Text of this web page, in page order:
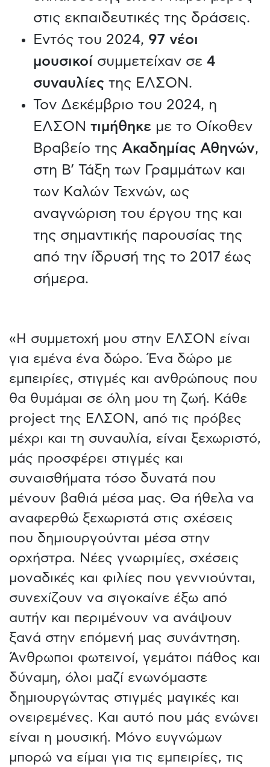
στις εκπαιδευτικές της δράσεις.
Εντός του 2024, 97 νέοι
μουσικοί συμμετείχαν σε 4
συναυλίες της ΕΛΣΟΝ.
Τον Δεκέμβριο του 2024, η
ΕΛΣΟΝ τιμήθηκε με το Οίκοθεν
Βραβείο της Ακαδημίας Αθηνών,
στη Β’ Τάξη των Γραμμάτων και
των Καλών Τεχνών, ως
αναγνώριση του έργου της και
της σημαντικής παρουσίας της
από την ίδρυσή της το 2017 έως
σήμερα.
«Η συμμετοχή μου στην ΕΛΣΟΝ είναι
για εμένα ένα δώρο. Ένα δώρο με
εμπειρίες, στιγμές και ανθρώπους που
θα θυμάμαι σε όλη μου τη ζωή. Κάθε
project της ΕΛΣΟΝ, από τις πρόβες
μέχρι και τη συναυλία, είναι ξεχωριστό,
μάς προσφέρει στιγμές και
συναισθήματα τόσο δυνατά που
μένουν βαθιά μέσα μας. Θα ήθελα να
αναφερθώ ξεχωριστά στις σχέσεις
που δημιουργούνται μέσα στην
ορχήστρα. Νέες γνωριμίες, σχέσεις
μοναδικές και φιλίες που γεννιούνται,
συνεχίζουν να σιγοκαίνε έξω από
αυτήν και περιμένουν να ανάψουν
ξανά στην επόμενή μας συνάντηση.
Άνθρωποι φωτεινοί, γεμάτοι πάθος και
δύναμη, όλοι μαζί ενωνόμαστε
δημιουργώντας στιγμές μαγικές και
ονειρεμένες. Και αυτό που μάς ενώνει
είναι η μουσική. Μόνο ευγνώμων
μπορώ να είμαι για τις εμπειρίες, τις